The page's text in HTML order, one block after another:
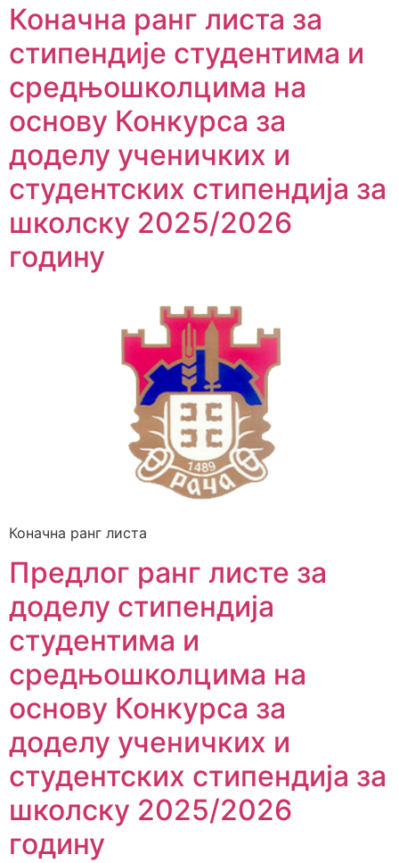
Коначна ранг листа за
стипендије студентима и
средњошколцима на
основу Конкурса за
доделу ученичких и
студентских стипендија за
школску 2025/2026
годину
Коначна ранг листа
Предлог ранг листе за
доделу стипендија
студентима и
средњошколцима на
основу Конкурса за
доделу ученичких и
студентских стипендија за
школску 2025/2026
годину